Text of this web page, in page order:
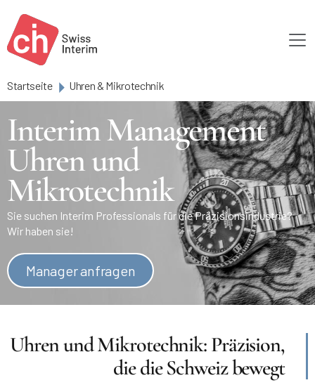
Startseite Uhren & Mikrotechnik
Interim Management
Uhren und
Mikrotechnik
Sie suchen Interim Professionals für die Präzisionsindustrie?
Wir haben sie!
Manager anfragen
Uhren und Mikrotechnik: Präzision,
die die Schweiz bewegt